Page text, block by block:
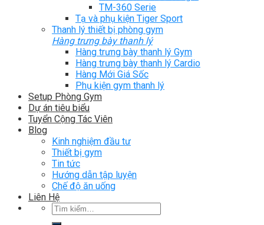
TM-360 Serie
Tạ và phụ kiện Tiger Sport
Thanh lý thiết bị phòng gym
Hàng trưng bày thanh lý
Hàng trưng bày thanh lý Gym
Hàng trưng bày thanh lý Cardio
Hàng Mới Giá Sốc
Phụ kiện gym thanh lý
Setup Phòng Gym
Dự án tiêu biểu
Tuyển Cộng Tác Viên
Blog
Kinh nghiệm đầu tư
Thiết bị gym
Tin tức
Hướng dẫn tập luyện
Chế độ ăn uống
Liên Hệ
Tìm
kiếm: